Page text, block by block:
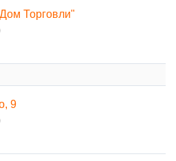
Торговли"
9